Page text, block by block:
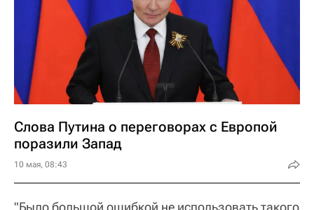
Слова Путина о переговорах с Европой
поразили Запад
10 мая, 08:43
"Было большой ошибкой не использовать такого